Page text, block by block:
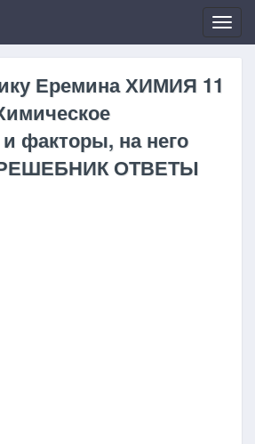
Еремина ХИМИЯ 11
факторы, на него
ОТВЕТЫ